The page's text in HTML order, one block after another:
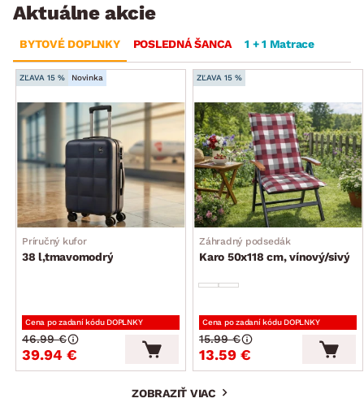
Aktuálne akcie
BYTOVÉ DOPLNKY POSLEDNÁ ŠANCA 1 + 1 Matrace
ZĽAVA 15 % Novinka
Príručný kufor
38 l,tmavomodrý
Cena po zadaní kódu DOPLNKY
39.94 €
46.99 €
ZĽAVA 15 %
Záhradný podsedák
Karo 50x118 cm, vínový/sivý
Cena po zadaní kódu DOPLNKY
13.59 €
15.99 €
ZOBRAZIŤ VIAC